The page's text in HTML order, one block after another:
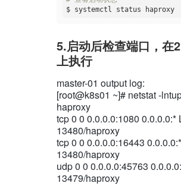
balance
roundrobin
# collection haproxy
listen
stats auth
stats refresh        5s
stats
stats
uri            /
$ systemctl status haproxy
5.启动后检查端口，在
上执行
master-01 output log:
[root@k8s01 ~]# netstat -
haproxy
tcp 0 0 0.0.0.0:1080 0.0.0.0:*
13480/haproxy
tcp 0 0 0.0.0.0:16443
13480/haproxy
udp 0 0 0.0.0.0:45763
13479/haproxy